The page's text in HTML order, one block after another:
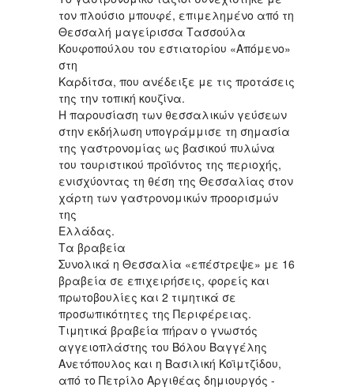
τον πλούσιο μπουφέ, επιμελημένο από τη
Θεσσαλή μαγείρισσα Τασσούλα
Κουφοπούλου του εστιατορίου «Απόμενο»
στη
Καρδίτσα, που ανέδειξε με τις προτάσεις
της την τοπική κουζίνα.
Η παρουσίαση των θεσσαλικών γεύσεων
στην εκδήλωση υπογράμμισε τη σημασία
της γαστρονομίας ως βασικού πυλώνα
του τουριστικού προϊόντος της περιοχής,
ενισχύοντας τη θέση της Θεσσαλίας στον
χάρτη των γαστρονομικών προορισμών
της
Ελλάδας.
Τα βραβεία
Συνολικά η Θεσσαλία «επέστρεψε» με 16
βραβεία σε επιχειρήσεις, φορείς και
πρωτοβουλίες και 2 τιμητικά σε
προσωπικότητες της Περιφέρειας.
Τιμητικά βραβεία πήραν ο γνωστός
αγγειοπλάστης του Βόλου Βαγγέλης
Ανετόπουλος και η Βασιλική Κοϊμτζίδου,
από το Πετρίλο Αργιθέας δημιουργός -